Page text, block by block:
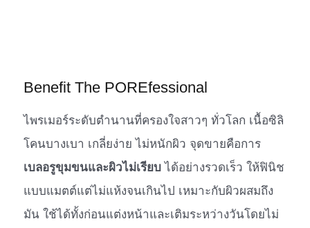
Benefit The POREfessional
ไพรเมอร์ระดับตำนานที่ครองใจสาวๆ ทั่วโลก เนื้อซิลิ
โคนบางเบา เกลี่ยง่าย ไม่หนักผิว จุดขายคือการ
เบลอรูขุมขนและผิวไม่เรียบ ได้อย่างรวดเร็ว ให้ฟินิช
แบบแมตต์แต่ไม่แห้งจนเกินไป เหมาะกับผิวผสมถึง
มัน ใช้ได้ทั้งก่อนแต่งหน้าและเติมระหว่างวันโดยไม่